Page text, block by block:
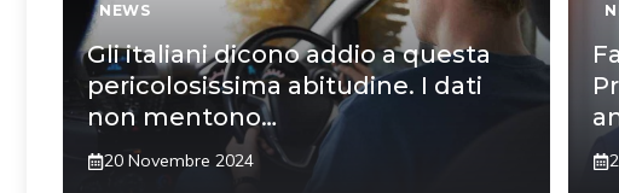
NEWS
Gli italiani dicono addio a questa
pericolosissima abitudine. I dati
non mentono…
20 Novembre 2024